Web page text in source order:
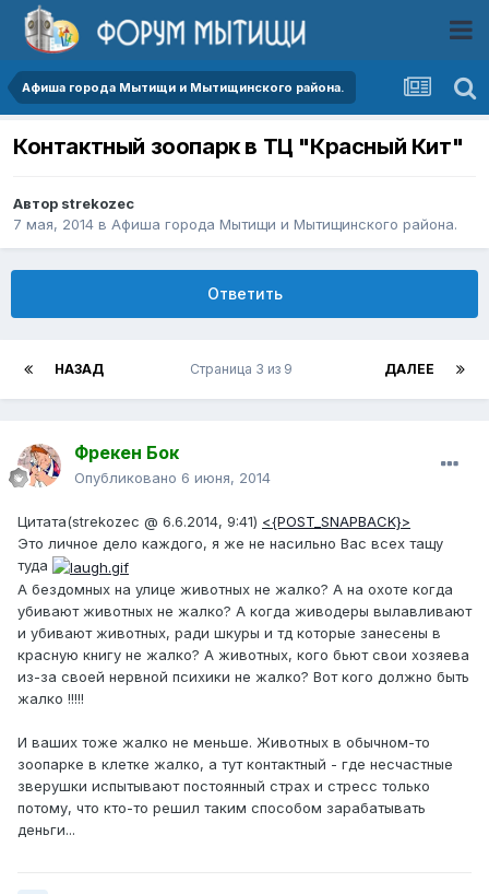
Афиша города Мытищи и Мытищинского района.
Контактный зоопарк в ТЦ "Красный Кит"
Автор strekozec
7 мая, 2014 в Афиша города Мытищи и Мытищинского района.
Ответить
НАЗАД ДАЛЕЕ
Страница 3 из 9
Фрекен Бок
Опубликовано 6 июня, 2014
Цитата(strekozec @ 6.6.2014, 9:41) <{POST_SNAPBACK}>
Это личное дело каждого, я же не насильно Вас всех тащу
туда
А бездомных на улице животных не жалко? А на охоте когда
убивают животных не жалко? А когда живодеры вылавливают
и убивают животных, ради шкуры и тд которые занесены в
красную книгу не жалко? А животных, кого бьют свои хозяева
из-за своей нервной психики не жалко? Вот кого должно быть
жалко !!!!!
И ваших тоже жалко не меньше. Животных в обычном-то
зоопарке в клетке жалко, а тут контактный - где несчастные
зверушки испытывают постоянный страх и стресс только
потому, что кто-то решил таким способом зарабатывать
деньги...